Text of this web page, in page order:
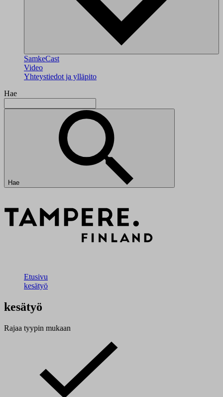
SamkeCast
Video
Yhteystiedot ja ylläpito
Hae
Hae
Etusivu
kesätyö
kesätyö
Rajaa tyypin mukaan